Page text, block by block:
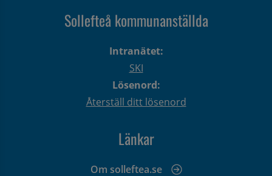
Sollefteå kommunanställda
Intranätet:
SKI
Lösenord:
Återställ ditt lösenord
Länkar
Om solleftea.se